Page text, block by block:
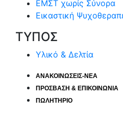
ΕΜΣΤ χωρίς Σύνορα
Εικαστική
ΤΥΠΟΣ
Υλικό & Δελτία
ΑΝΑΚΟΙΝΩΣΕΙΣ-ΝΕΑ
ΠΡΟΣΒΑΣΗ & ΕΠΙΚΟΙΝΩΝΙΑ
ΠΩΛΗΤΗΡΙΟ